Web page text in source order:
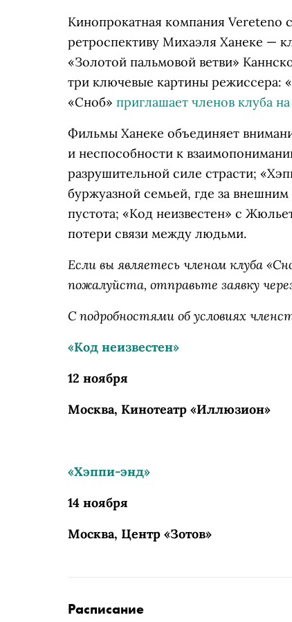
Кинопрокатная компания Vereteno
ретроспективу Михаэля Ханеке —
«Золотой пальмовой ветви»
три ключевые картины режиссера:
«Сноб» приглашает членов клуба
Фильмы Ханеке объединяет
и неспособности к
разрушительной силе страсти;
буржуазной семьей, где за
пустота; «Код неизвестен» с
потери связи между людьми.
Если вы являетесь членом клуба
пожалуйста, отправьте заявку
С подробностями об условиях
«Код неизвестен»
12 ноября
Москва, Кинотеатр «Иллюзион»
«Хэппи-энд»
14 ноября
Москва, Центр «Зотов»
Расписание